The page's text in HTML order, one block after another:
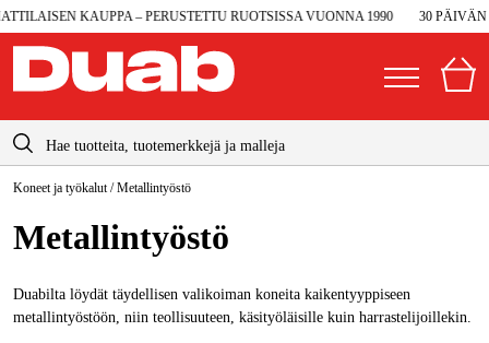
KAUPPA – PERUSTETTU RUOTSISSA VUONNA 1990 30 PÄIVÄN
Suomi
Sverige
Danmark
Norge
Koneet ja työkalut
Autotalli ja verstas
info@duab.fi
Koneet ja työkalut/Metallintyöstö
Metallintyöstö
Duabilta löydät täydellisen valikoiman koneita kaikentyyppiseen
metallintyöstöön, niin teollisuuteen, käsityöläisille kuin harrastelijoillekin.